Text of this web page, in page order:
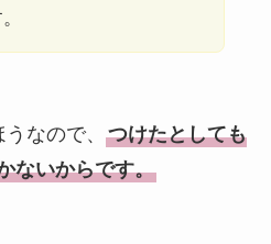
なので、 つけたとしても
ないからです。